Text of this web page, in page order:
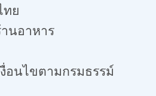
ทย
นอาหาร
อนไขตามกรมธรรม์